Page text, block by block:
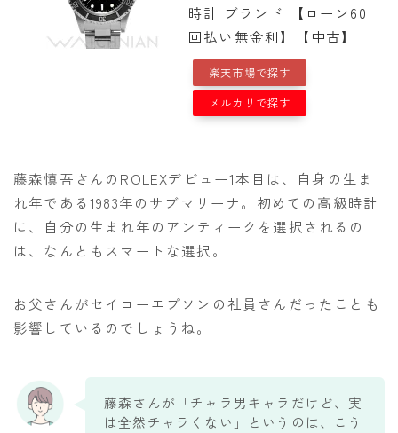
時計 ブランド 【ローン60
回払い無金利】【中古】
楽天市場で探す
メルカリで探す
藤森慎吾さんのROLEXデビュー1本目は、自身の生ま
れ年である1983年のサブマリーナ。初めての高級時計
に、自分の生まれ年のアンティークを選択されるの
は、なんともスマートな選択。
お父さんがセイコーエプソンの社員さんだったことも
影響しているのでしょうね。
藤森さんが「チャラ男キャラだけど、実
は全然チャラくない」というのは、こう